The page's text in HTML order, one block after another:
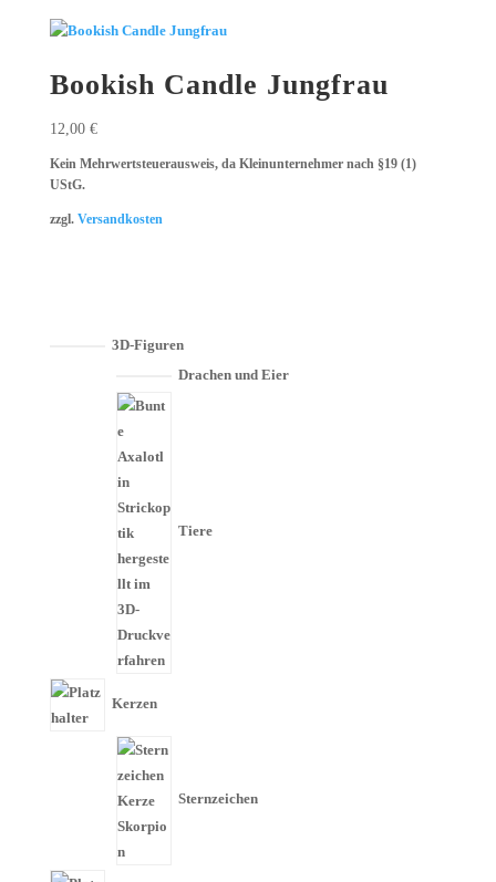
Bookish Candle Jungfrau
12,00 €
Kein Mehrwertsteuerausweis, da Kleinunternehmer nach §19 (1)
UStG.
zzgl. Versandkosten
3D-Figuren
Drachen und Eier
Tiere
Kerzen
Sternzeichen